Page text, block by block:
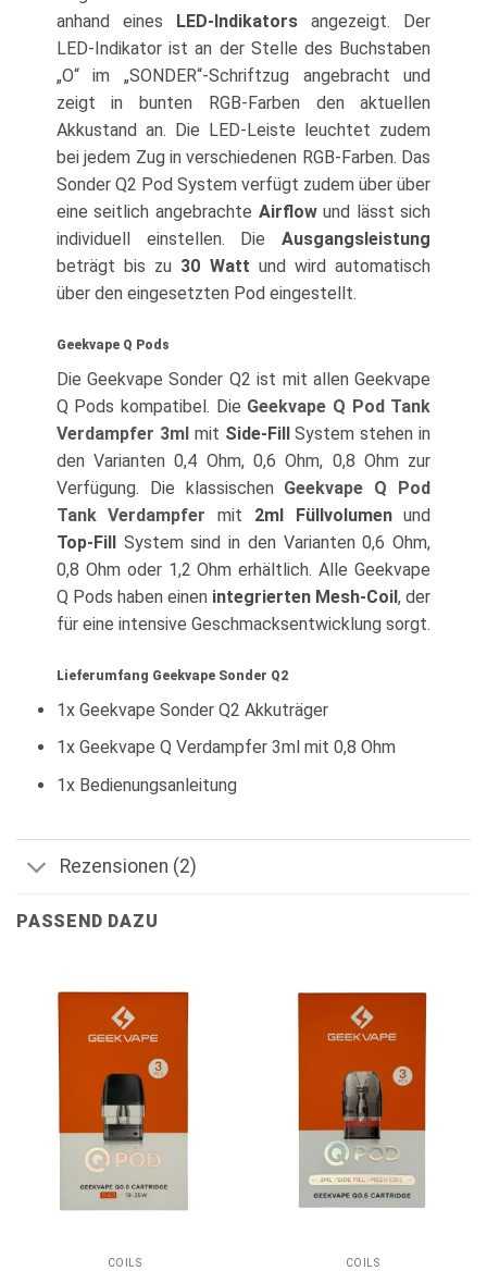
anhand eines
LED-Indikatorsangezeigt. Der
LED-Indikator ist an der Stelle des Buchstaben
„O“ im „SONDER“-Schriftzug angebracht und
zeigt in bunten RGB-Farben den aktuellen
Akkustand an. Die LED-Leiste leuchtet zudem
bei jedem Zug in verschiedenen RGB-Farben. Das
Sonder Q2 Pod System verfügt zudem über über
eine seitlich angebrachte Airflowund lässt sich
individuell einstellen. DieAusgangsleistung
beträgt bis zu 30 Watt und wird automatisch
über den eingesetzten Pod eingestellt.
Geekvape Q Pods
Die Geekvape Sonder Q2 ist mit allen Geekvape
Q Pods kompatibel. Die Geekvape Q Pod Tank
Verdampfer 3mlmit Side-FillSystem stehen in
den Varianten 0,4 Ohm, 0,6 Ohm, 0,8 Ohm zur
Verfügung. Die klassischen Geekvape Q Pod
Tank Verdampfer mit 2ml Füllvolumenund
Top-Fill System sind in den Varianten 0,6 Ohm,
0,8 Ohm oder 1,2 Ohm erhältlich. Alle Geekvape
Q Pods haben einen integrierten Mesh-Coil, der
für eine intensive Geschmacksentwicklung sorgt.
Lieferumfang Geekvape Sonder Q2
1x Geekvape Sonder Q2 Akkuträger
1x Geekvape Q Verdampfer 3ml mit 0,8 Ohm
1x Bedienungsanleitung
Rezensionen (2)
PASSEND DAZU
COILS COILS